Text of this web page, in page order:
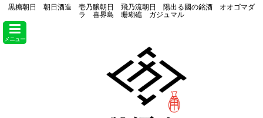
黒糖朝日 朝日酒造 壱乃醸朝日 飛乃流朝日 陽出る國の銘酒 オオゴマダ
ラ 喜界島 珊瑚礁 ガジュマル
メニュー